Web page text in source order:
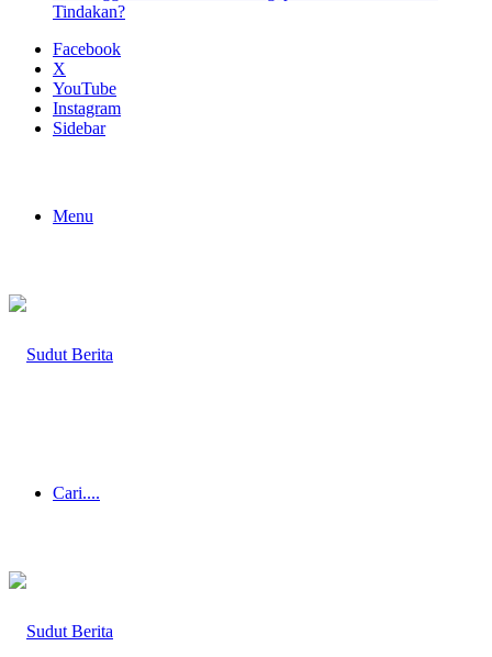
Tindakan?
Facebook
X
YouTube
Instagram
Sidebar
Menu
Cari....